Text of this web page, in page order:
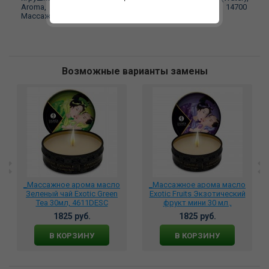
Aroma, Sodium Benzoate, Sodium Saccharin, CL 14700
Массажный гель, Strawberry 30 мл Intt Cosmetics
Возможные варианты замены
_Массажное арома масло
Зеленый чай Exotic Green
Tea 30мл, 4611DESC
1825 руб.
В КОРЗИНУ
_Массажное арома масло
Exotic Fruits Экзотический
фрукт мини 30 мл.,
4602DESC
1825 руб.
В КОРЗИНУ